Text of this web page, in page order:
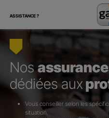
ASSISTANCE ?
Nos
dédiées aux
Vous conseiller selon les
situation.